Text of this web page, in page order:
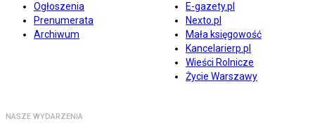
Ogłoszenia
Prenumerata
Archiwum
E-gazety.pl
Nexto.pl
Mała księgowość
Kancelarierp.pl
Wieści Rolnicze
Życie Warszawy
NASZE WYDARZENIA